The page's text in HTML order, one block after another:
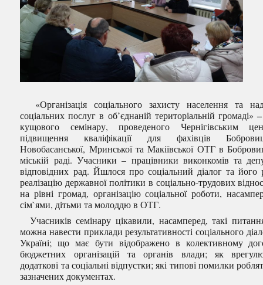
«Організація соціального захисту населення та
соціальних послуг в об’єднаній територіальній громаді»
кущового семінару, проведеного Чернігівським
підвищення кваліфікації для фахівців
Новобасанської, Мринської та Макіївської ОТГ в
міській раді. Учасники – працівники виконкомів та
відповідних рад. Йшлося про соціальний діалог та його
реалізацію державної політики в соціально-трудових
на рівні громад, організацію соціальної роботи,
сім`ями, дітьми та молоддю в ОТГ.
Учасників семінару цікавили, насамперед, такі
можна навести приклади результативності соціального
Україні; що має бути відображено в колективному
бюджетних організацій та органів влади; як
додаткові та соціальні відпустки; які типові помилки
зазначених документах.